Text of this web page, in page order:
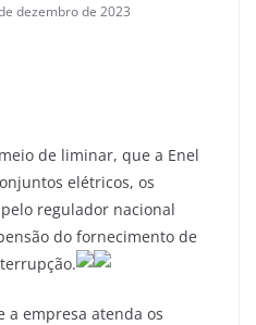
dezembro de 2023
de liminar, que a Enel
elétricos, os
regulador nacional
do fornecimento de
a empresa atenda os